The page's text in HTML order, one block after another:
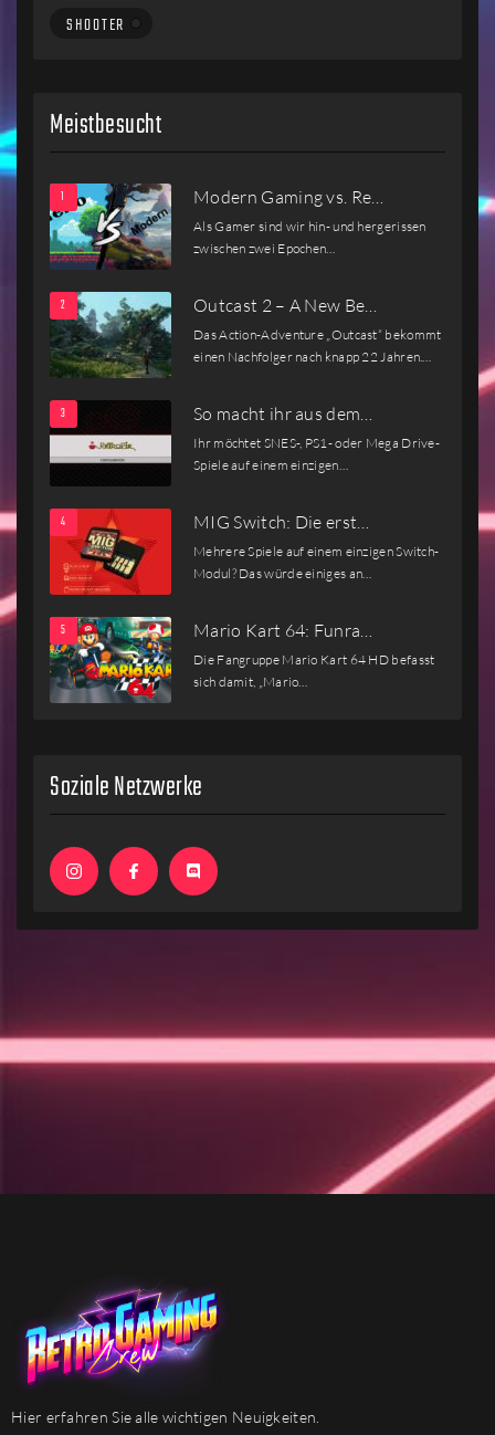
SHOOTER
Meistbesucht
Modern Gaming vs. Re…
Als Gamer sind wir hin- und hergerissen
zwischen zwei Epochen…
Outcast 2 – A New Be…
Das Action-Adventure „Outcast“ bekommt
einen Nachfolger nach knapp 22 Jahren.…
So macht ihr aus dem…
Ihr möchtet SNES-, PS1- oder Mega Drive-
Spiele auf einem einzigen…
MIG Switch: Die erst…
Mehrere Spiele auf einem einzigen Switch-
Modul? Das würde einiges an…
Mario Kart 64: Funra…
Die Fangruppe Mario Kart 64 HD befasst
sich damit, „Mario…
Soziale Netzwerke
Hier erfahren Sie alle wichtigen Neuigkeiten.